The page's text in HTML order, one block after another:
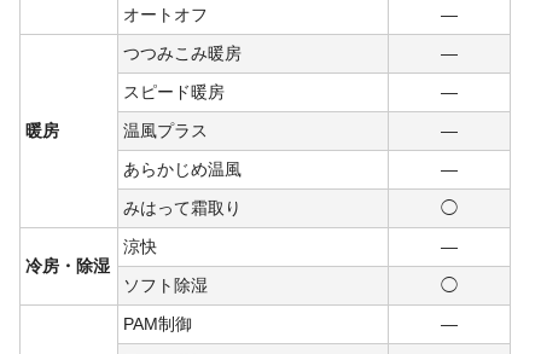
オートオフ
―
暖房
つつみこみ暖房
―
スピード暖房
―
温風プラス
―
あらかじめ温風
―
みはって霜取り
◯
冷房・除湿
涼快
―
ソフト除湿
◯
PAM制御
―